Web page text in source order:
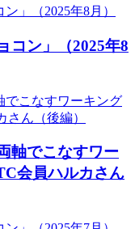
コン」（2025年8
軸でこなすワー
会員ハルカさん